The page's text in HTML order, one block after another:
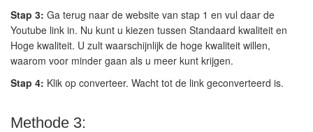
Stap 3: Ga terug naar de website van stap 1 en vul daar de
Youtube link in. Nu kunt u kiezen tussen Standaard kwaliteit en
Hoge kwaliteit. U zult waarschijnlijk de hoge kwaliteit willen,
waarom voor minder gaan als u meer kunt krijgen.
Stap 4: Klik op converteer. Wacht tot de link geconverteerd is.
Methode 3: